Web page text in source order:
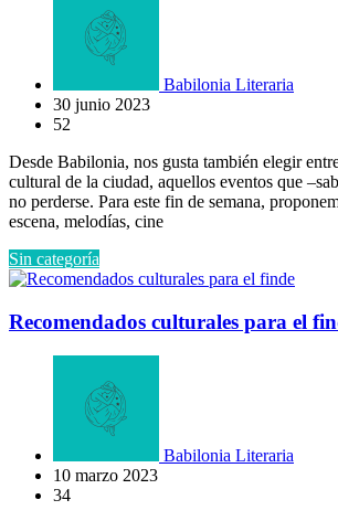
Babilonia Literaria
30 junio 2023
52
Desde Babilonia, nos gusta también elegir
cultural de la ciudad, aquellos eventos que
no perderse. Para este fin de semana,
escena, melodías, cine
Sin categoría
Recomendados culturales para el
Babilonia Literaria
10 marzo 2023
34